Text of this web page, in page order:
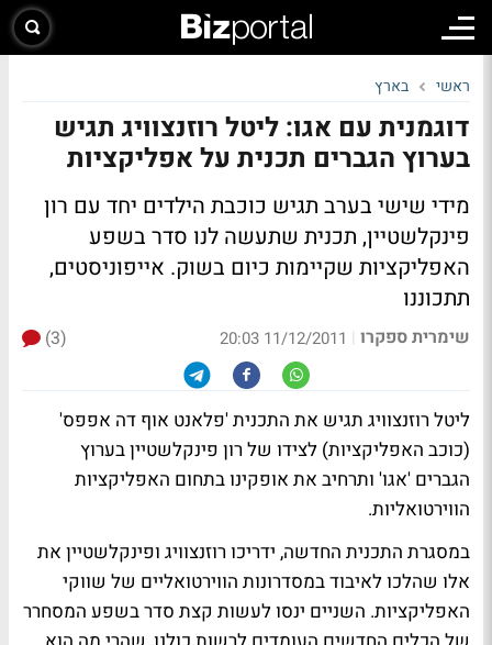
ראשי בארץ
דוגמנית עם אגו: ליטל רוזנצוויג תגיש
בערוץ הגברים תכנית על אפליקציות
מידי שישי בערב תגיש כוכבת הילדים יחד עם רון
פינקלשטיין, תכנית שתעשה לנו סדר בשפע
האפליקציות שקיימות כיום בשוק. אייפוניסטים,
תתכוננו
שימרית ספקרו |
11/12/2011 20:03
(3)
ליטל רוזנצוויג תגיש את התכנית 'פלאנט אוף דה אפפס'
(כוכב האפליקציות) לצידו של רון פינקלשטיין בערוץ
הגברים 'אגו' ותרחיב את אופקינו בתחום האפליקציות
הווירטואליות.
במסגרת התכנית החדשה, ידריכו רוזנצוויג ופינקלשטיין את
אלו שהלכו לאיבוד במסדרונות הווירטואליים של שווקי
האפליקציות. השניים ינסו לעשות קצת סדר בשפע המסחרר